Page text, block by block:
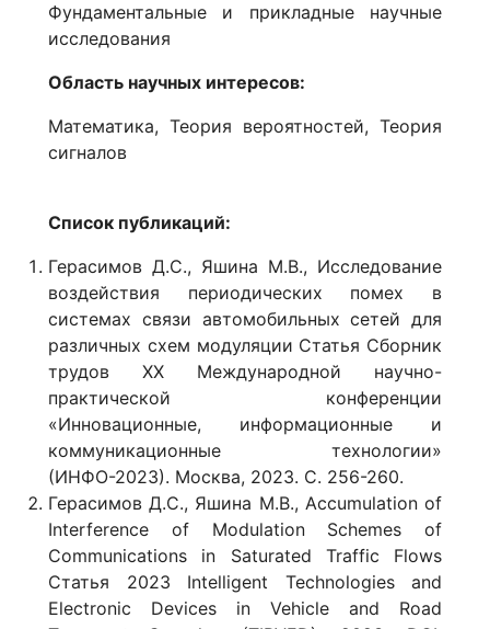
Фундаментальные и прикладные научные
исследования
Область научных интересов:
Математика, Теория вероятностей, Теория
сигналов
Список публикаций:
Герасимов Д.С., Яшина М.В., Исследование
воздействия периодических помех в
системах связи автомобильных сетей для
различных схем модуляции Статья Сборник
трудов XХ Международной научно-
практической конференции
«Инновационные, информационные и
коммуникационные технологии»
(ИНФО-2023). Москва, 2023. С. 256-260.
Герасимов Д.С., Яшина М.В., Accumulation of
Interference of Modulation Schemes of
Communications in Saturated Traffic Flows
Статья 2023 Intelligent Technologies and
Electronic Devices in Vehicle and Road